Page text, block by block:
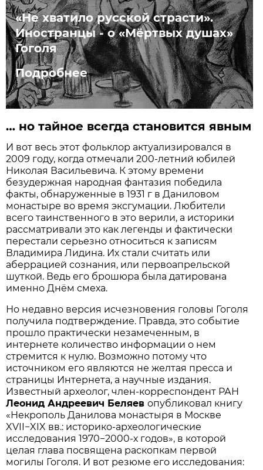
«Не хватило русской страсти».
Иностранцы - о «Мёртвых душах»
Гоголя
Подробнее
… но тайное всегда становится явным
И вот весь этот фольклор актуализировался в
2009 году, когда отмечали 200-летний юбилей
Николая Васильевича. К этому времени
безудержная народная фантазия победила
факты, обнаруженные в 1931 г в Даниловом
монастыре во время эксгумации. Любители
всего таинственного в это верили, а историки
рассматривали это как легенды и фактически
перестали серьезно относиться к записям
Владимира Лидина. Их стали считать или
аберрацией сознания, или первоапрельской
шуткой. Ведь его брошюра была датирована
именно Днём смеха.
Но недавно версия исчезновения головы Гоголя
получила подтверждение. Правда, это событие
прошло практически незамеченным, в
интернете количество информации о нем
стремится к нулю. Возможно потому что
источником его являются не желтая пресса и
страницы Интернета, а научные издания.
Известный археолог, член-корреспондент РАН
Леонид Андреевич​ Беляевопубликовал книгу
«Некрополь Данилова монастыря в Москве
XVII−XIX вв.: историко-археологические
исследования 1970−2000-х годов», в которой
целая глава посвящена раскопкам первой
могилы Гоголя. И вот резюме его исследования: